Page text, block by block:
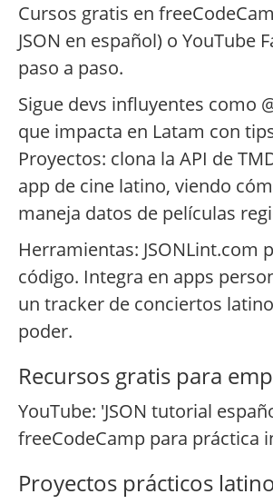
Cursos gratis en
JSON en español) o YouTube
paso a paso.
Sigue devs influyentes como
que impacta en Latam con
Proyectos: clona la API de
app de cine latino, viendo
maneja datos de películas
Herramientas: JSONLint.com
código. Integra en apps
un tracker de conciertos
poder.
Recursos gratis para
YouTube: 'JSON tutorial
freeCodeCamp para práctica
Proyectos prácticos